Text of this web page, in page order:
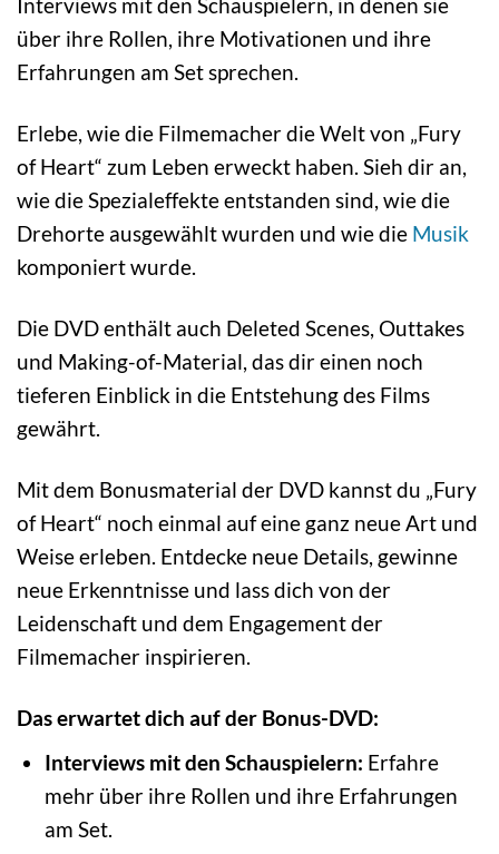
Interviews mit den Schauspielern, in denen sie
über ihre Rollen, ihre Motivationen und ihre
Erfahrungen am Set sprechen.
Erlebe, wie die Filmemacher die Welt von „Fury
of Heart“ zum Leben erweckt haben. Sieh dir an,
wie die Spezialeffekte entstanden sind, wie die
Drehorte ausgewählt wurden und wie die Musik
komponiert wurde.
Die DVD enthält auch Deleted Scenes, Outtakes
und Making-of-Material, das dir einen noch
tieferen Einblick in die Entstehung des Films
gewährt.
Mit dem Bonusmaterial der DVD kannst du „Fury
of Heart“ noch einmal auf eine ganz neue Art und
Weise erleben. Entdecke neue Details, gewinne
neue Erkenntnisse und lass dich von der
Leidenschaft und dem Engagement der
Filmemacher inspirieren.
Das erwartet dich auf der Bonus-DVD:
Interviews mit den Schauspielern: Erfahre
mehr über ihre Rollen und ihre Erfahrungen
am Set.